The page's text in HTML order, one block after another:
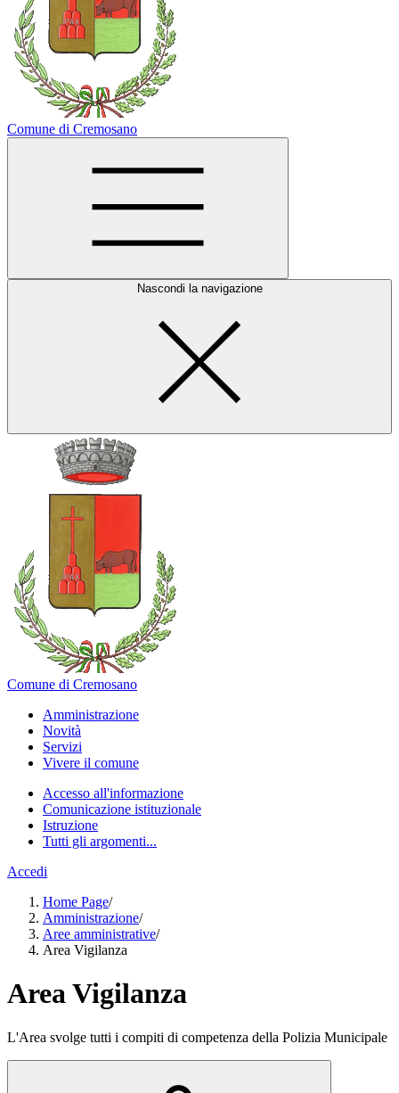
Comune di Cremosano
Nascondi la navigazione
Comune di Cremosano
Amministrazione
Novità
Servizi
Vivere il comune
Accesso all'informazione
Comunicazione istituzionale
Istruzione
Tutti gli argomenti...
Accedi
Home Page/
Amministrazione/
Aree amministrative/
Area Vigilanza
Area Vigilanza
L'Area svolge tutti i compiti di competenza della Polizia Municipale